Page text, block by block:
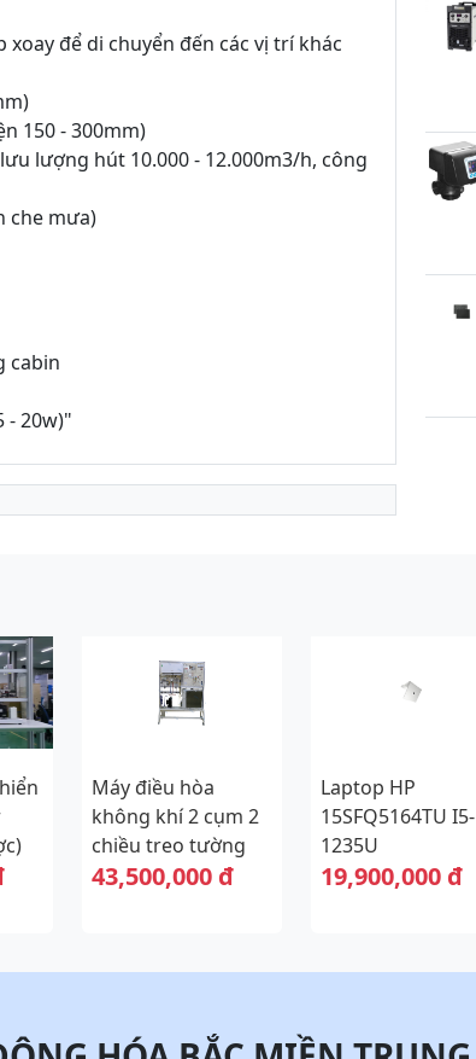
để di chuyển đến các vị trí khác
150 - 300mm)
lượng hút 10.000 - 12.000m3/h, công
che mưa)
cabin
- 20w)"
Máy điều hòa
không khí 2 cụm 2
chiều treo tường
(Mô hình hoạt
43,500,000 đ
Laptop HP
15SFQ5164TU I5-
1235U
19,900,000 đ